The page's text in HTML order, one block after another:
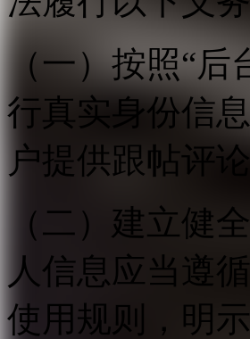
（一）按照“
行真实身份信
户提供跟帖评
（二）建立健
人信息应当遵
使用规则，明